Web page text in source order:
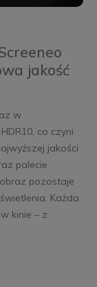
jakość
w
co czyni
jakości
palecie
pozostaje
Każda
kinie – z